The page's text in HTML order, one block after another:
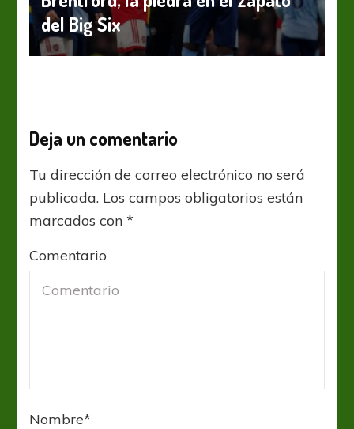
del Big Six
Deja un comentario
Tu dirección de correo electrónico no será
publicada. Los campos obligatorios están
marcados con*
Comentario
Nombre*